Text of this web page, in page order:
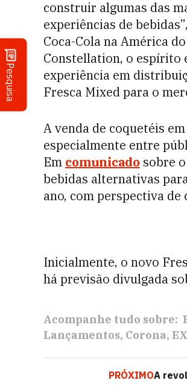
Pesquisa
construir algumas das
experiências de
Coca-Cola na América
Constellation, o espírito
experiência em
Fresca Mixed para o
A venda de coquetéis
especialmente entre
Em comunicado sobre
bebidas alternativas
ano, com perspectiva
Inicialmente, o novo
há previsão divulgada
Acompanhe tudo sobre:
Lançamentos Corona
PRÓXIMOA